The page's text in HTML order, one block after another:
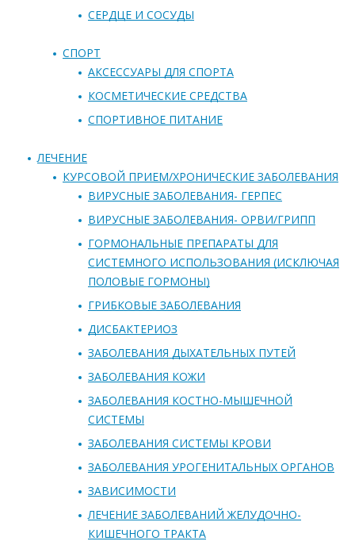
СЕРДЦЕ И СОСУДЫ
СПОРТ
АКСЕССУАРЫ ДЛЯ СПОРТА
КОСМЕТИЧЕСКИЕ СРЕДСТВА
СПОРТИВНОЕ ПИТАНИЕ
ЛЕЧЕНИЕ
КУРСОВОЙ ПРИЕМ/ХРОНИЧЕСКИЕ ЗАБОЛЕВАНИЯ
ВИРУСНЫЕ ЗАБОЛЕВАНИЯ- ГЕРПЕС
ВИРУСНЫЕ ЗАБОЛЕВАНИЯ- ОРВИ/ГРИПП
ГОРМОНАЛЬНЫЕ ПРЕПАРАТЫ ДЛЯ
СИСТЕМНОГО ИСПОЛЬЗОВАНИЯ (ИСКЛЮЧАЯ
ПОЛОВЫЕ ГОРМОНЫ)
ГРИБКОВЫЕ ЗАБОЛЕВАНИЯ
ДИСБАКТЕРИОЗ
ЗАБОЛЕВАНИЯ ДЫХАТЕЛЬНЫХ ПУТЕЙ
ЗАБОЛЕВАНИЯ КОЖИ
ЗАБОЛЕВАНИЯ КОСТНО-МЫШЕЧНОЙ
СИСТЕМЫ
ЗАБОЛЕВАНИЯ СИСТЕМЫ КРОВИ
ЗАБОЛЕВАНИЯ УРОГЕНИТАЛЬНЫХ ОРГАНОВ
ЗАВИСИМОСТИ
ЛЕЧЕНИЕ ЗАБОЛЕВАНИЙ ЖЕЛУДОЧНО-
КИШЕЧНОГО ТРАКТА